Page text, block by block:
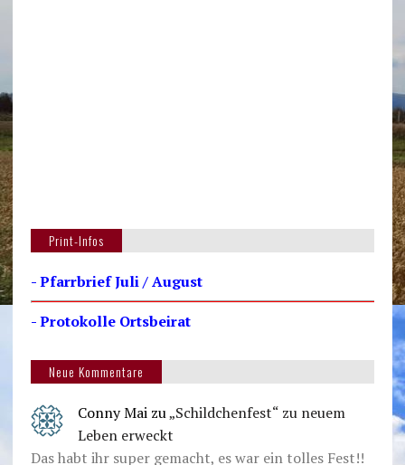
Print-Infos
- Pfarrbrief Juli / August
- Protokolle Ortsbeirat
Neue Kommentare
Conny Mai zu„Schildchenfest“ zu neuem
Leben erweckt
Das habt ihr super gemacht, es war ein tolles Fest!!